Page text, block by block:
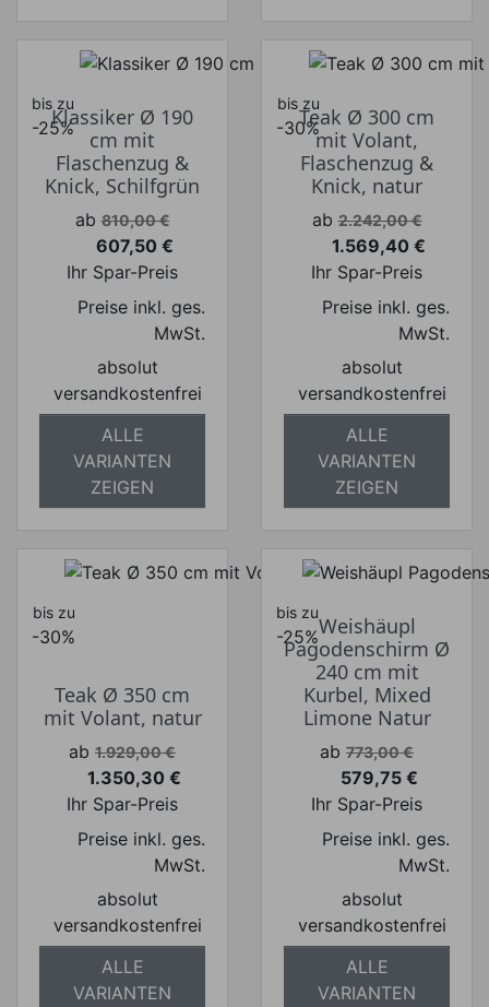
bis zu
-25%Klassiker Ø 190
cm mit
Flaschenzug &
Knick, Schilfgrün
Verkaufspreis
ab 810,00 €
Preis
607,50 €
Ihr Spar-Preis
Preise inkl. ges.
MwSt.
absolut
versandkostenfrei
ALLE
VARIANTEN
ZEIGEN
bis zu
-30%Teak Ø 300 cm
mit Volant,
Flaschenzug &
Knick, natur
Verkaufspreis
ab 2.242,00 €
Preis
1.569,40 €
Ihr Spar-Preis
Preise inkl. ges.
MwSt.
absolut
versandkostenfrei
ALLE
VARIANTEN
ZEIGEN
bis zu
-30%
Teak Ø 350 cm
mit Volant, natur
Verkaufspreis
ab 1.929,00 €
Preis
1.350,30 €
Ihr Spar-Preis
Preise inkl. ges.
MwSt.
absolut
versandkostenfrei
ALLE
VARIANTEN
bis zu
-25%Weishäupl
Pagodenschirm Ø
240 cm mit
Kurbel, Mixed
Limone Natur
Verkaufspreis
ab 773,00 €
Preis
579,75 €
Ihr Spar-Preis
Preise inkl. ges.
MwSt.
absolut
versandkostenfrei
ALLE
VARIANTEN